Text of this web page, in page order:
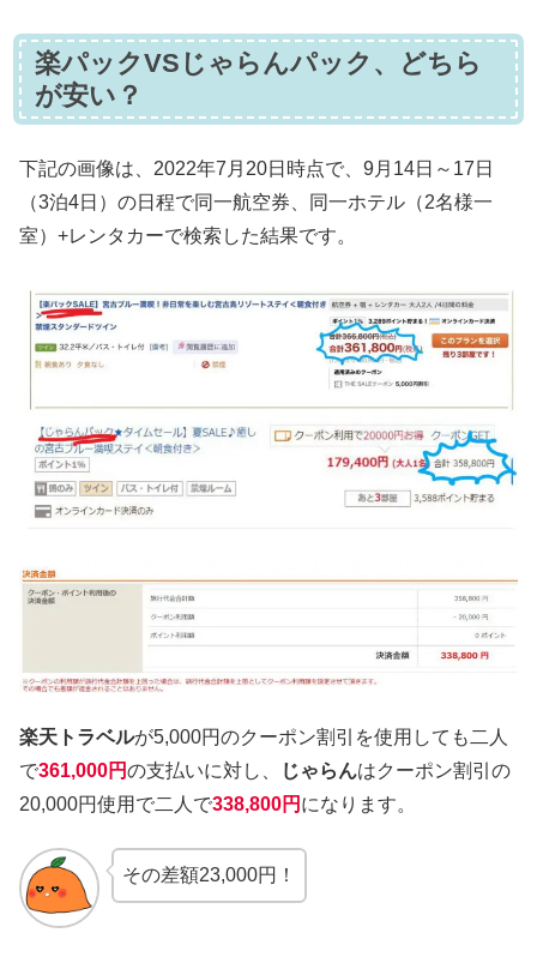
楽パックVSじゃらんパック、どちら
が安い？
下記の画像は、2022年7月20日時点で、9月14日～17日
（3泊4日）の日程で同一航空券、同一ホテル（2名様一
室）+レンタカーで検索した結果です。
楽天トラベルが5,000円のクーポン割引を使用しても二人
で361,000円の支払いに対し、 じゃらんはクーポン割引の
20,000円使用で二人で338,800円 になります。
その差額23,000円！